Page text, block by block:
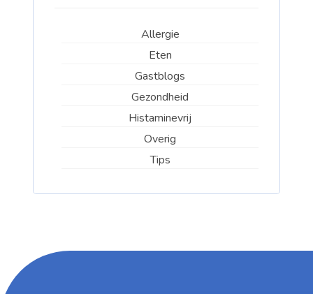
Allergie
Eten
Gastblogs
Gezondheid
Histaminevrij
Overig
Tips